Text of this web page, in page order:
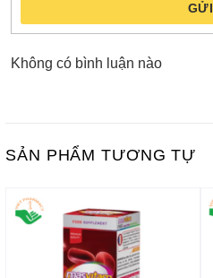
GỬI
Không có bình luận nào
SẢN PHẨM TƯƠNG TỰ